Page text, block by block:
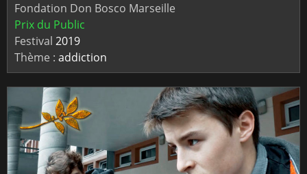
Fondation Don Bosco Marseille
Prix du Public
Festival 2019
Thème : addiction